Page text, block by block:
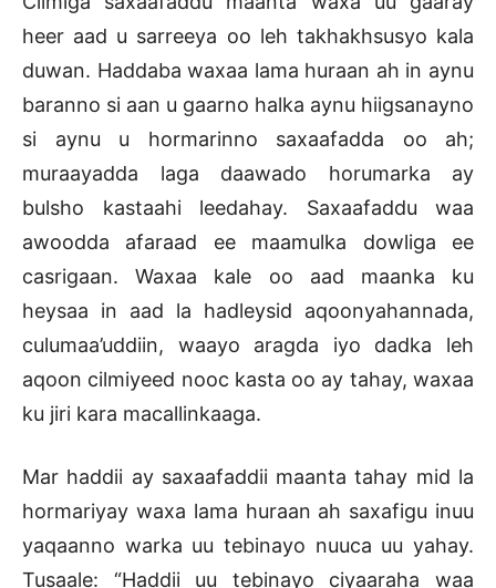
heer aad u sarreeya oo leh takhakhsusyo kala
duwan. Haddaba waxaa lama huraan ah in aynu
baranno si aan u gaarno halka aynu hiigsanayno
si aynu u hormarinno saxaafadda oo ah;
muraayadda laga daawado horumarka ay
bulsho kastaahi leedahay. Saxaafaddu waa
awoodda afaraad ee maamulka dowliga ee
casrigaan. Waxaa kale oo aad maanka ku
heysaa in aad la hadleysid aqoonyahannada,
culumaa’uddiin, waayo aragda iyo dadka leh
aqoon cilmiyeed nooc kasta oo ay tahay, waxaa
ku jiri kara macallinkaaga.
Mar haddii ay saxaafaddii maanta tahay mid la
hormariyay waxa lama huraan ah saxafigu inuu
yaqaanno warka uu tebinayo nuuca uu yahay.
Tusaale: “Haddii uu tebinayo ciyaaraha waa